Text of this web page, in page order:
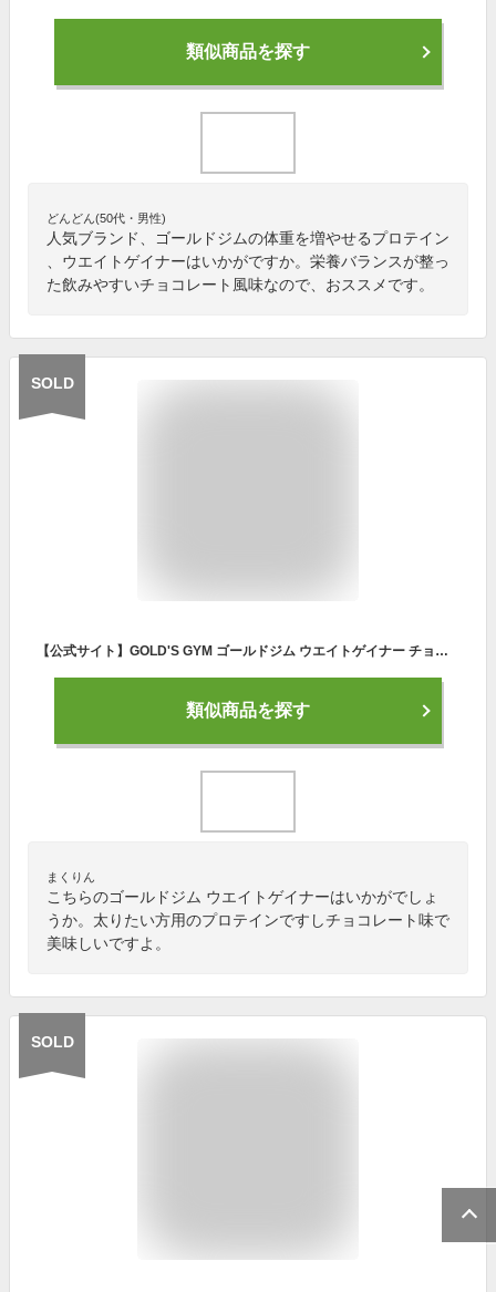
類似商品を探す
どんどん(50代・男性)
人気ブランド、ゴールドジムの体重を増やせるプロテイン
、ウエイトゲイナーはいかがですか。栄養バランスが整っ
た飲みやすいチョコレート風味なので、おススメです。
SOLD
【公式サイト】GOLD'S GYM ゴールドジム ウエイトゲイナー チョコレート風味 1kg| プロテイン 健康食品 健康補助食品 たんぱく質 タンパク質 筋力 チョコ ドリンク バルクアップ
類似商品を探す
まくりん
こちらのゴールドジム ウエイトゲイナーはいかがでしょ
うか。太りたい方用のプロテインですしチョコレート味で
美味しいですよ。
SOLD